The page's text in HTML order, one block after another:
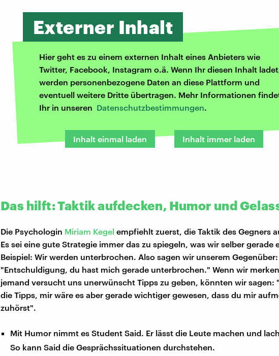
Externer Inhalt
Hier geht es zu einem externen Inhalt eines Anbieters wie
Twitter, Facebook, Instagram o.ä. Wenn Ihr diesen Inhalt
werden personenbezogene Daten an diese Plattform und
eventuell weitere Dritte übertragen. Mehr Informationen
Ihr in unseren Datenschutzbestimmungen.
Inhalt einmal laden Inhalt immer laden
Das hilft: Taktik aufdecken, Humor und
Die Psychologin Miriam Kegel empfiehlt zuerst, die Taktik des Gegners
Es sei eine gute Strategie immer das zu spiegeln, was wir selber gerade
Beispiel: Wir werden unterbrochen. Also sagen wir unserem Gegenüber:
"Entschuldigung, du hast mich gerade unterbrochen." Wenn wir
jemand versucht uns unerwünscht Tipps zu geben, könnten wir sagen:
die Tipps, mir wäre es aber gerade wichtiger gewesen, dass du mir
zuhörst".
Mit Humor nimmt es Student Said. Er lässt die Leute machen und
So kann Said die Gesprächssituationen durchstehen.